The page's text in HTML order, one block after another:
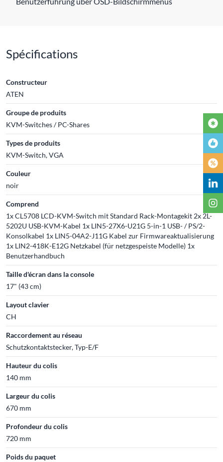
Spécifications
Constructeur
ATEN
Groupe de produits
KVM-Switches / PC-Shares
Types de produits
KVM-Switch, VGA
Couleur
noir
Comprend
1x CL5708 LCD-KVM-Switch mit Standard Rack-Montagekit 2x 2L-
5202U USB-KVM-Kabel 1x LIN5-27X6-U21G 5-in-1 USB- / PS/2-
Konsolkabel 1x LIN5-04A2-J11G Kabel zur Firmwareaktualisierung
1x LIN2-418K-E12G Netzkabel (für netzgespeiste Modelle) 1x
Benutzerhandbuch
Taille d'écran dans la console
17" (43 cm)
Layout clavier
CH
Raccordement au réseau
Schutzkontaktstecker, Typ-E/F
Hauteur du colis
140 mm
Largeur du colis
670 mm
Profondeur du colis
720 mm
Poids du paquet